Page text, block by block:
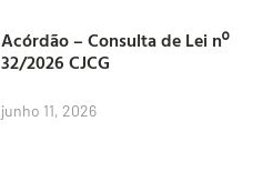
Acórdão – Consulta de Lei nº
32/2026 CJCG
junho 11, 2026